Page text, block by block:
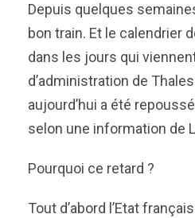
Depuis quelques
bon train. Et le calendrier
dans les jours qui
d’administration de
aujourd’hui a été
selon une information de
Pourquoi ce retard ?
Tout d’abord l’Etat